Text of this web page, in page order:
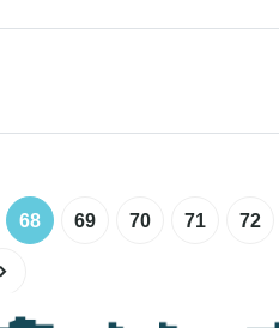
68 69 70 71 72